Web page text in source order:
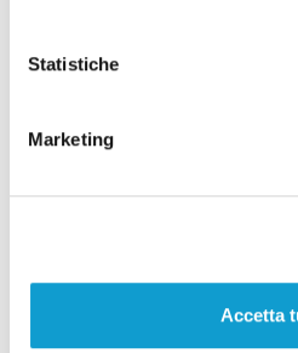
Statistiche
Marketing
Accetta
Ritrovati in Nepal i
di Rossella Luciani